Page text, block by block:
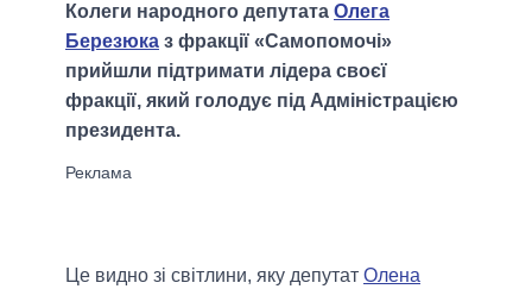
Колеги народного депутата Олега
Березюка з фракції «Самопомочі»
прийшли підтримати лідера своєї
фракції, який голодує під Адміністрацією
президента.
Це видно зі світлини, яку депутат Олена